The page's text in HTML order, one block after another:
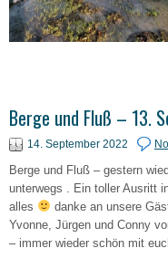
Berge und Fluß – 13.
14. September 2022
Berge und Fluß – gestern
unterwegs . Ein toller Ausritt
alles
danke an unsere
Yvonne, Jürgen und Conny
– immer wieder schön mit